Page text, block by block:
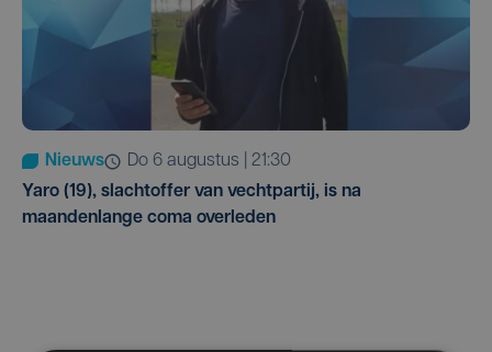
Nieuws
do 6 augustus | 21:30
Yaro (19), slachtoffer van vechtpartij, is na
maandenlange coma overleden